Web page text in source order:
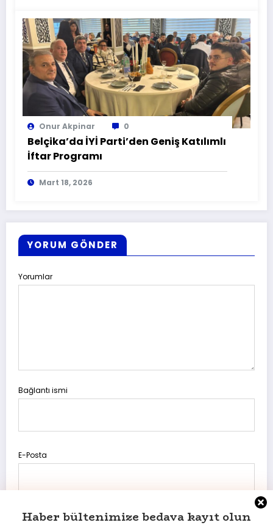
Haber bültenimize bedava kayıt olun
Onur Akpinar 0
Belçika’da İYİ Parti’den Geniş Katılımlı
İftar Programı
Mart 18, 2026
YORUM GÖNDER
Yorumlar
Bağlantı ismi
E-Posta